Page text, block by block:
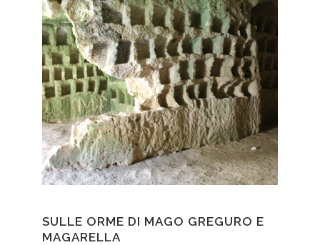
SULLE ORME DI MAGO GREGURO E
MAGARELLA